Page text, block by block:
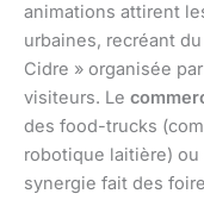
animations attirent
urbaines, recréant
Cidre » organisée par
visiteurs. Le
des food-trucks
robotique laitière)
synergie fait des